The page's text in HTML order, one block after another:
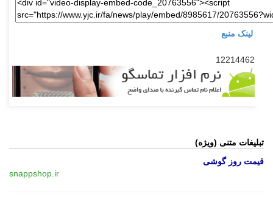
لینک منبع
12214462
تبلیغات متنی (ویژه)
قیمت روز گوشی
snappshop.ir